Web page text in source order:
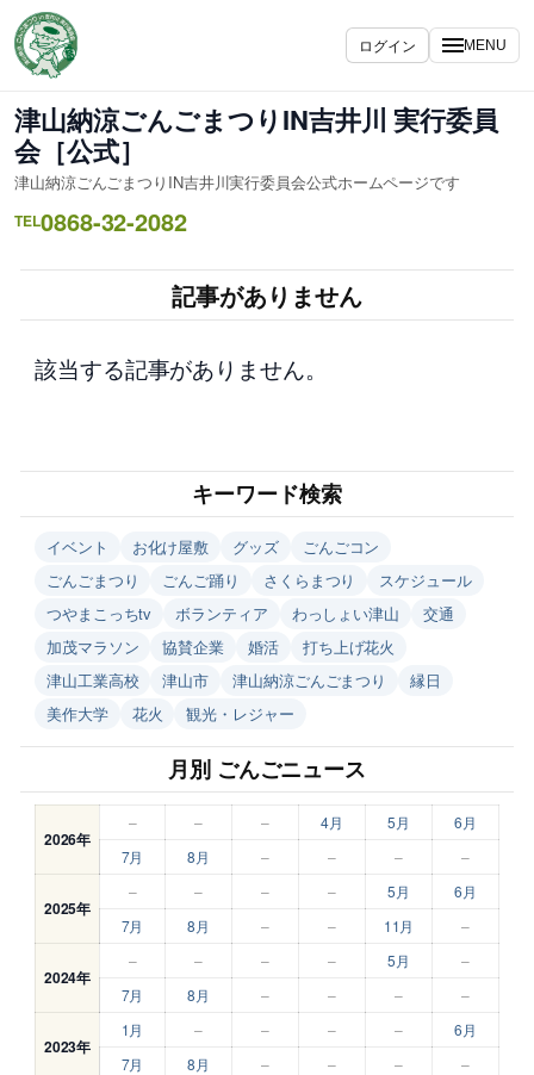
容
を
ス
キ
ッ
プ
ログイン MENU
津山納涼ごんごまつりIN吉井川 実行委員
会［公式］
津山納涼ごんごまつりIN吉井川実行委員会公式ホームページです
TEL0868-32-2082
記事がありません
該当する記事がありません。
キーワード検索
イベント お化け屋敷 グッズ
ごんごコン
ごんごまつり
ごんご踊り さくらまつり
スケジュール
つやまこっちtv
ボランティア わっしょい津山
交通
加茂マラソン
協賛企業 婚活
打ち上げ花火
津山工業高校
津山市 津山納涼ごんごまつり
縁日
美作大学
花火 観光・レジャー
月別 ごんごニュース
2026年
– – – 4月 5月
6月
7月
8月 – – – –
2025年
– – – – 5月
6月
7月
8月 – – 11月 –
2024年
– – – – 5月
–
7月
8月 – – – –
2023年
1月 – – – –
6月
7月
8月 – – – –